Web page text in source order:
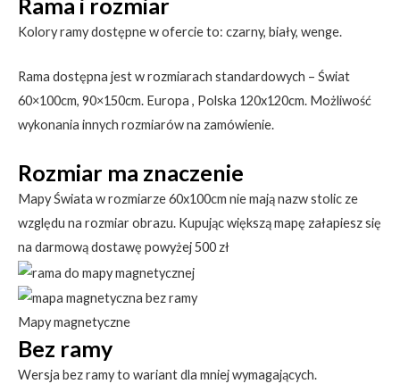
Rama i rozmiar
Kolory ramy dostępne w ofercie to: czarny, biały, wenge.
Rama dostępna jest w rozmiarach standardowych – Świat
60×100cm, 90×150cm. Europa , Polska 120x120cm. Możliwość
wykonania innych rozmiarów na zamówienie.
Rozmiar ma znaczenie
Mapy Świata w rozmiarze 60x100cm nie mają nazw stolic ze
względu na rozmiar obrazu. Kupując większą mapę załapiesz się
na darmową dostawę powyżej 500 zł
Mapy magnetyczne
Bez ramy
Wersja bez ramy to wariant dla mniej wymagających.